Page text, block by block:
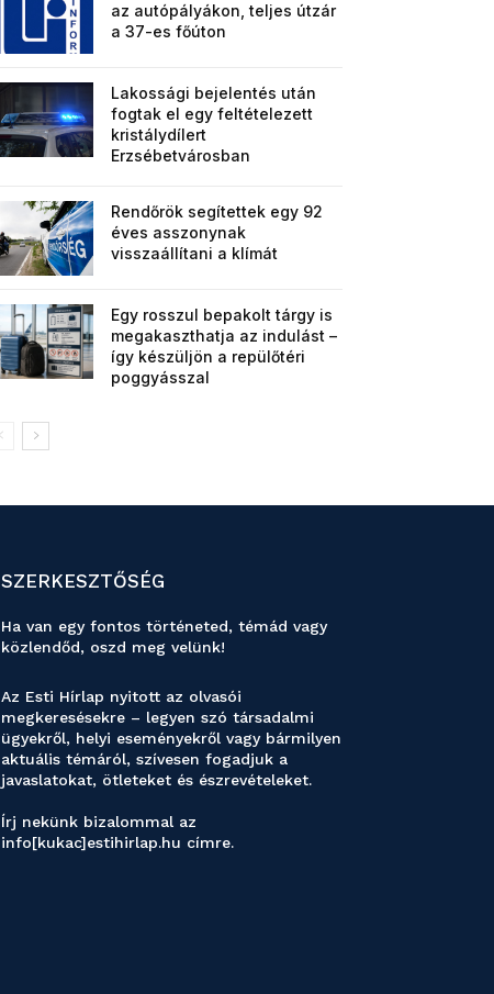
az autópályákon, teljes útzár
a 37-es főúton
Lakossági bejelentés után
fogtak el egy feltételezett
kristálydílert
Erzsébetvárosban
Rendőrök segítettek egy 92
éves asszonynak
visszaállítani a klímát
Egy rosszul bepakolt tárgy is
megakaszthatja az indulást –
így készüljön a repülőtéri
poggyásszal
SZERKESZTŐSÉG
Ha van egy fontos történeted, témád vagy
közlendőd, oszd meg velünk!
Az Esti Hírlap nyitott az olvasói
megkeresésekre – legyen szó társadalmi
ügyekről, helyi eseményekről vagy bármilyen
aktuális témáról, szívesen fogadjuk a
javaslatokat, ötleteket és észrevételeket.
Írj nekünk bizalommal az
info[kukac]estihirlap.hu címre.